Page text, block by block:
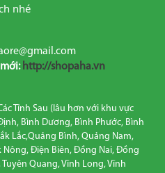
nhé
http://shopaha.vn
Tỉnh Sau (lâu hơn với khu vực
Bình Dương, Bình Phước, Bình
Lắc,Quảng Bình, Quảng Nam,
Điện Biên, Đồng Nai, Đồng
Tuyên Quang, Vĩnh Long, Vĩnh